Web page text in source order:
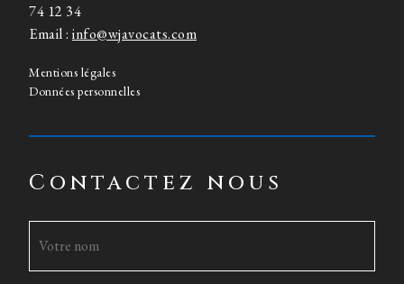
74 12 34
Email : info@wjavocats.com
Mentions légales
Données personnelles
Contactez nous